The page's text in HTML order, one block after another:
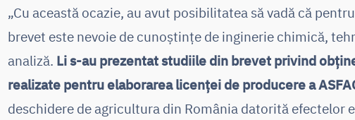
„Cu această ocazie, au avut posibilitatea să vadă că
brevet este nevoie de cunoștințe de inginerie chimică,
analiză. Li s-au prezentat studiile din brevet privind
realizate pentru elaborarea licenței de producere a
deschidere de agricultura din România datorită efectelor